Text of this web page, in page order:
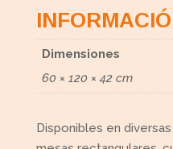
Dimensiones
60 × 120 × 42 cm
Disponibles en